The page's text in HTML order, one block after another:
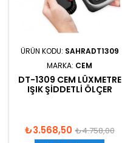
ÜRÜN KODU: SAHRADT1309
MARKA: CEM
DT-1309 CEM LÜXMETRE
IŞIK ŞIDDETLI ÖLÇER
₺3.568,50 ₺4.758,00